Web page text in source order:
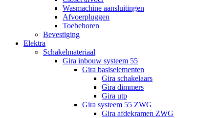
Wasmachine aansluitingen
Afvoerpluggen
Toebehoren
Bevestiging
Elektra
Schakelmateriaal
Gira inbouw systeem 55
Gira basiselementen
Gira schakelaars
Gira dimmers
Gira utp
Gira systeem 55 ZWG
Gira afdekramen ZWG